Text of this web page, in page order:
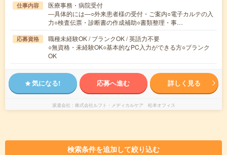
仕事内容
医療事務・病院受付
―具体的には―○外来患者様の受付・ご案内○電子カルテの入
力○検査伝票・診断書の作成補助○書類整理・事…
応募資格
職種未経験OK / ブランクOK / 英語力不要
○無資格・未経験OK○基本的なPC入力ができる方○ブランク
OK
気になる! 応募へ進む 詳しく見る
派遣会社 株式会社ルフト・メディカルケア 松本オフィス
検索条件を追加して絞り込む